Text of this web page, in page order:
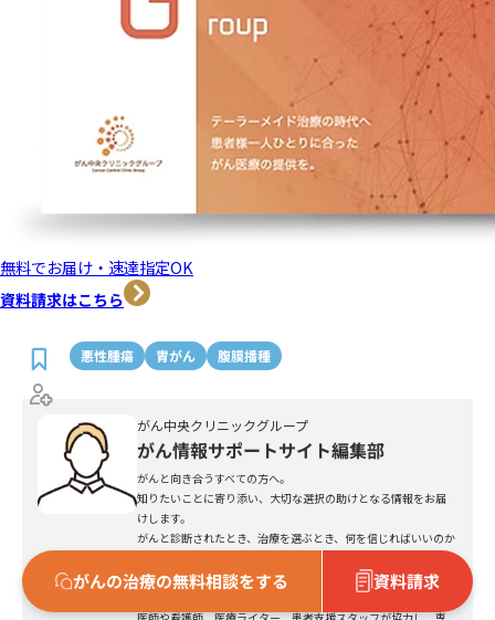
がんの治療の無料相談をする 資料請求
無料でお届け・速達指定OK
資料請求はこちら
悪性腫瘍 胃がん 腹膜播種
がん中央クリニックグループ
がん情報サポートサイト編集部
がんと向き合うすべての方へ。
知りたいことに寄り添い、大切な選択の助けとなる情報をお届
けします。
がんと診断されたとき、治療を選ぶとき、何を信じればいいのか
ループの「がん情報サポート編集部」は、そんな不安に寄り添
い、信頼できる医療情報をお届けするために生まれました。